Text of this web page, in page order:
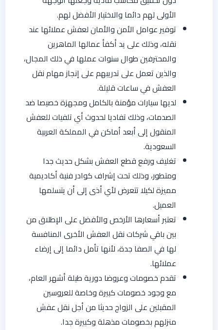
الأولى لهم دائما والاختيار الأفضل لهم.
توفير عوامل الأمن والأمان لعفش عملائها عند
نقله، وذلك على يد أكفأ عمالها الماهرين
والمحترفين طوال سنوات عملها في ذلك المجال،
والذين تعمل على تدريبهم على إنجاز مهام نقل
العفش في ساعات قليلة.
لديها سيارات مؤمنة بالكامل ومجهزة خصيصا ضد
الصدمات، وذلك تفاديا لحدوث أي تلفيات للعفش
المنقول إلى أبعد أماكن في المملكة العربية
السعودية.
تغليف ورفع قطع العفش بشكل حديث جدا
ومتطور، وذلك تحت إشراف كوادر فنية أكاديمية
مميزة لكيلا تتعرض لأي أذى إلى أن يتسلمها
العميل.
تعتبر أسعارها الأرخص والأفضل على الإطلاق من
بين باقي شركات نقل العفش الأخرى المنافسة
لها في الصفا جدة، لأنها تأمل دائما إلى إرضاء
عملائها.
تقدم خصومات وعروضا دورية طيلة أشهر العام،
مع وجود خصومات كبيرة وخاصة للعروسين
المقبلين على الزواج حديثا من أجل نقل عفش
منزلهم بخصومات مذهلة وكبيرة جدا.